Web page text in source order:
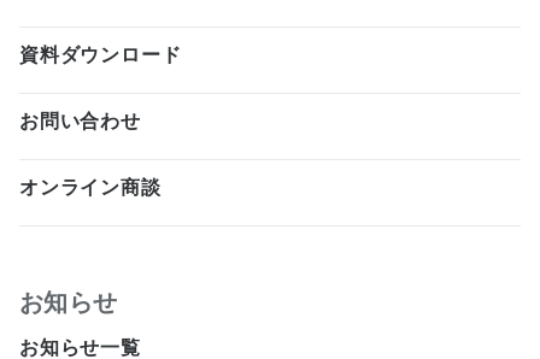
資料ダウンロード
お問い合わせ
オンライン商談
お知らせ
お知らせ一覧